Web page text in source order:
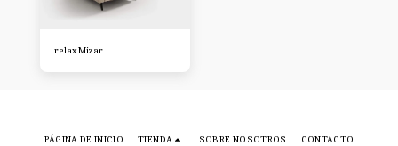
relax Mizar
PÁGINA DE INICIO TIENDA SOBRE NOSOTROS CONTACTO